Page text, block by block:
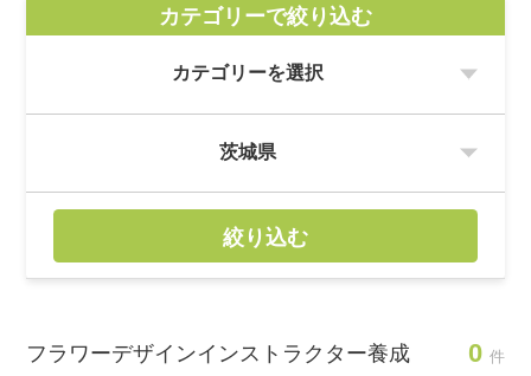
カテゴリーで絞り込む
絞り込む
フラワーデザインインストラクター養成 0 件